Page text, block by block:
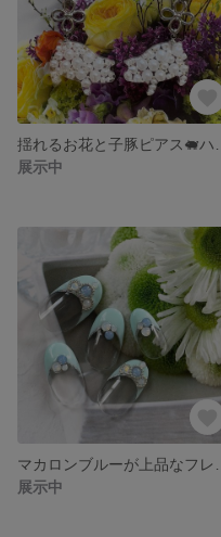
展示中
展示中